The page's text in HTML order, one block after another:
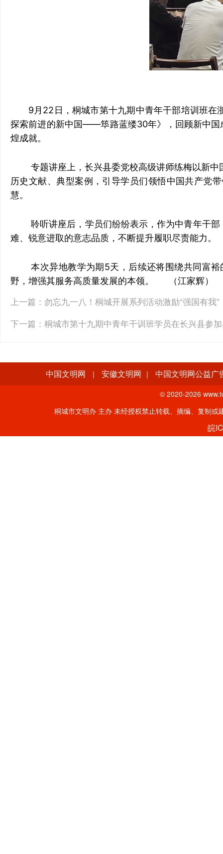
9月22日，桐城市第十九期中青年干部培训班在
探索前进的新中国——筚路蓝缕30年》，回顾新中国
煌成就。
专题讲座 上，长兴县委党校高级讲师练梅以新
历史文献、典型案例，引导学员们领悟中国共产党
慧。
聆听讲座后，学员们纷纷表示，作为中青年干
难、锐意进取的意志品质，不断提升履职尽责能力。
本次异地教学为期5天，后续还将围绕共同富
野，增强其服务高质量发展的本领。 （江家辉）
上一篇： 勿忘九一八！桐城开展系列活动激励“强国有我”
下一篇： 桐城市第十九期中青年干训班学员在长兴县参
中国文明网 | 安徽文明网 | 中国文明网公益广
© 2020-2026
桐城市文明办 主办 未经授权禁止转载、摘编、复制
皖